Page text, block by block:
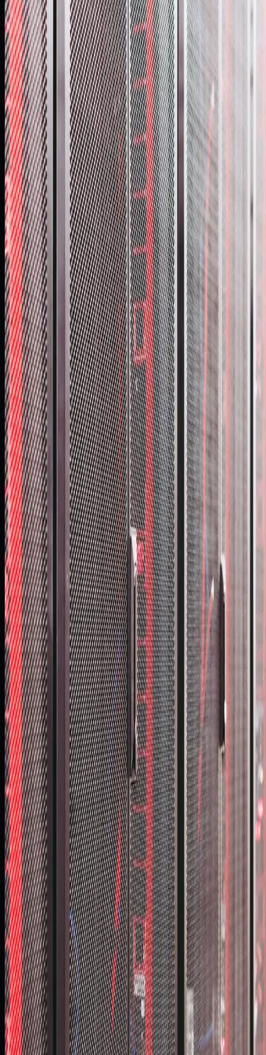
Zero
przestojów w trakcie modernizacji
2-way
dwukierunkowa replikacja między platformami
DR Ready
gotowość do odtworzenia po awarii
BRANŻA
Bankowość
KLUCZOWE TECHNOLOGIE
Oracle Database 19c Oracle GoldenGate 19
Oracle Data Guard AIX HP NonStop Base24
01
Wyzwanie Biznesowe
Klient potrzebował zmodernizować krytyczne środowisko
oparte na Oracle Database 11 i Oracle GoldenGate 11 oraz
przenieść je na nowe serwery AIX i HP NonStop bez
ciągłości działania.
Skala i krytyczność systemu wymagały bezpiecznej ścieżki
migracji, możliwości rollbacku oraz przygotowania
pod wysoką dostępność.
Projekt musiał połączyć upgrade technologiczny, replikację
wieloplatformową i odbudowę środowiska DRC bez ryzyka dla
bieżących operacji finansowych.
02
Zastosowane Rozwiązanie
Goldenore zrealizowało etapową migrację do Oracle Database
19c i Oracle GoldenGate 19, wdrażając dwukierunkową
replikację, optymalizację procesu oraz przygotowanie pod
Oracle Data Guard.
Etapowa migracja
Przeniesiono środowisko do nowych wersji i nowych
bez konieczności zatrzymywania operacji biznesowych.
Dwukierunkowa replikacja
Wdrożono model synchronizacji pomiędzy platformami, który
zapewnił bezpieczne przełączenia i możliwość rollbacku.
HA i DR
Odbudowano środowisko DRC i przygotowano architekturę pod
Oracle Data Guard oraz dalszą poprawę odporności.
03